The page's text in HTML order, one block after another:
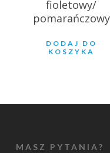
fioletowy/
pomarańczowy
DODAJ DO
KOSZYKA
MASZ PYTANIA?